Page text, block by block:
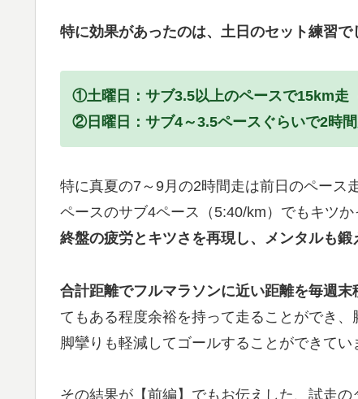
特に効果があったのは、土日のセット練習で
①土曜日：サブ3.5以上のペースで15km走
②日曜日：サブ4～3.5ペースぐらいで2時
特に真夏の7～9月の2時間走は前日のペース
ペースのサブ4ペース（5:40/km）でもキツ
終盤の疲労とキツさを再現し、メンタルも鍛
合計距離でフルマラソンに近い距離を毎週末
てもある程度余裕を持って走ることができ
脚攣りも軽減してゴールすることができてい
その結果が【前編】でもお伝えした、試走の